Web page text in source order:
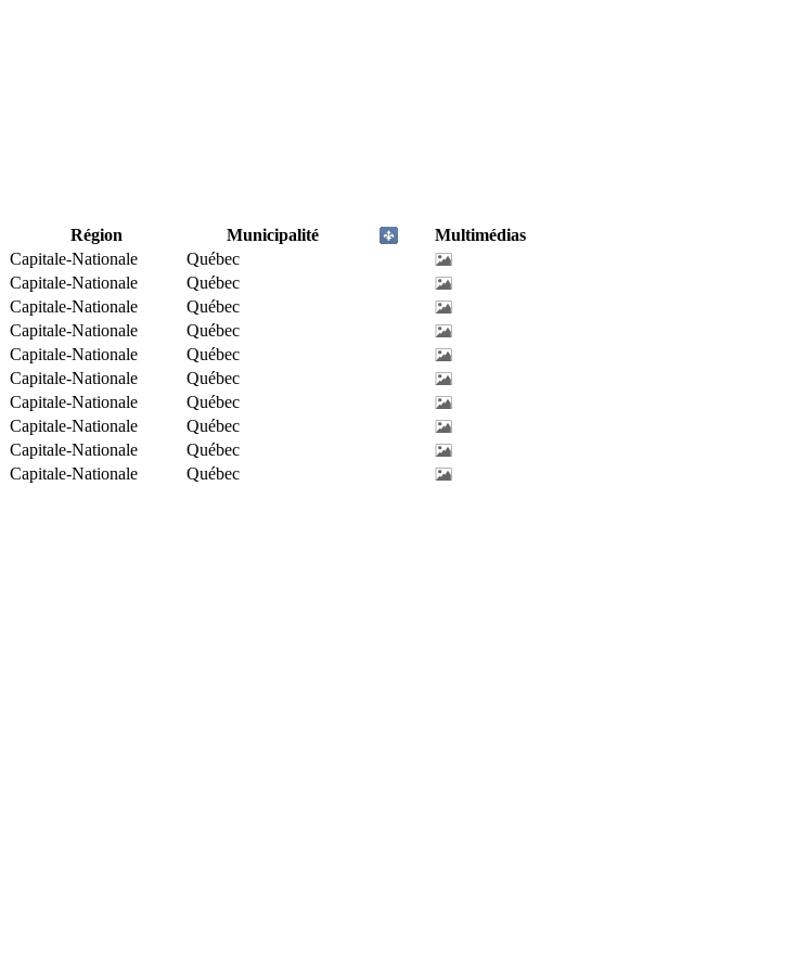
Région Municipalité
Multimédias
Capitale-Nationale
Québec
Capitale-Nationale
Québec
Capitale-Nationale
Québec
Capitale-Nationale
Québec
Capitale-Nationale
Québec
Capitale-Nationale
Québec
Capitale-Nationale
Québec
Capitale-Nationale
Québec
Capitale-Nationale
Québec
Capitale-Nationale Québec